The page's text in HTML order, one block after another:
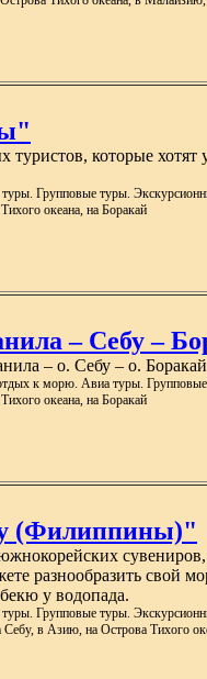
которые
Групповые туры.
океана, на Боракай
– Себу –
– о. Себу – о. Боракай
к морю. Авиа туры.
океана, на Боракай
(Филиппины)"
разнообразить
у водопада.
Групповые туры.
в Азию, на Острова Тихого